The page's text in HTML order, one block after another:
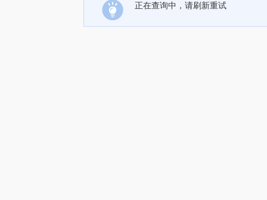
正在查询中，请刷新重试